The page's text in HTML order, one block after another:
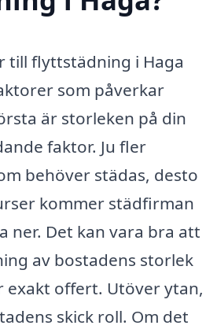
till flyttstädning i Haga
som påverkar
är storleken på din
faktor. Ju fler
behöver städas, desto
kommer städfirman
ner. Det kan vara bra att
av bostadens storlek
exakt offert. Utöver ytan,
skick roll. Om det